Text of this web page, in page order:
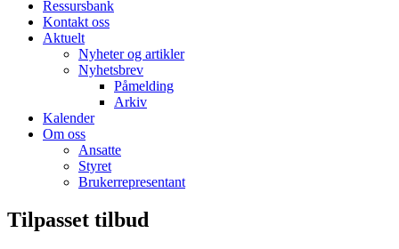
Ressursbank
Kontakt oss
Aktuelt
Nyheter og artikler
Nyhetsbrev
Påmelding
Arkiv
Kalender
Om oss
Ansatte
Styret
Brukerrepresentant
Tilpasset tilbud